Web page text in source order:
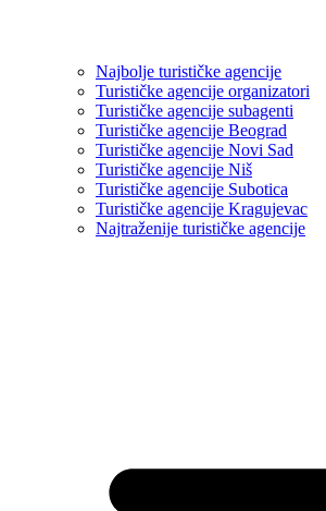
Najbolje turističke agencije
Turističke agencije organizatori
Turističke agencije subagenti
Turističke agencije Beograd
Turističke agencije Novi Sad
Turističke agencije Niš
Turističke agencije Subotica
Turističke agencije Kragujevac
Najtraženije turističke agencije